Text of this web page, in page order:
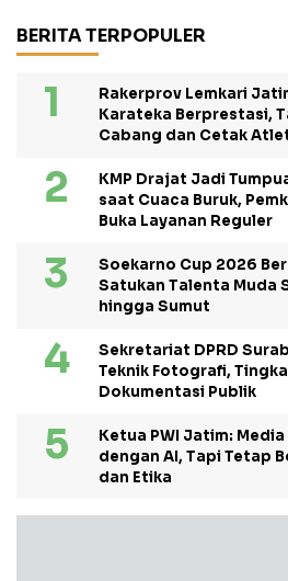
BERITA TERPOPULER
Rakerprov Lemkari
Karateka Berprestasi,
Cabang dan Cetak
KMP Drajat Jadi
saat Cuaca Buruk,
Buka Layanan Reguler
Soekarno Cup 2026
Satukan Talenta Muda
hingga Sumut
Sekretariat DPRD
Teknik Fotografi,
Dokumentasi Publik
Ketua PWI Jatim:
dengan AI, Tapi Tetap
dan Etika